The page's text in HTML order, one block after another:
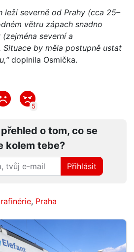
leží severně od Prahy (cca 25–
větru zápach snadno
severní a
by měla postupně ustat
doplnila Osmička.
5
o tom, co se
kolem tebe?
Přihlásit
rafinérie, Praha